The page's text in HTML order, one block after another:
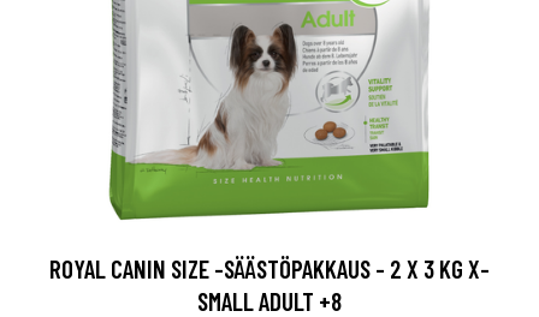
ROYAL CANIN SIZE -SÄÄSTÖPAKKAUS - 2 X 3 KG X-
SMALL ADULT +8